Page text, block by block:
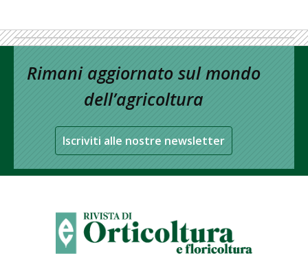
Rimani aggiornato sul mondo
dell’agricoltura
Iscriviti alle nostre newsletter